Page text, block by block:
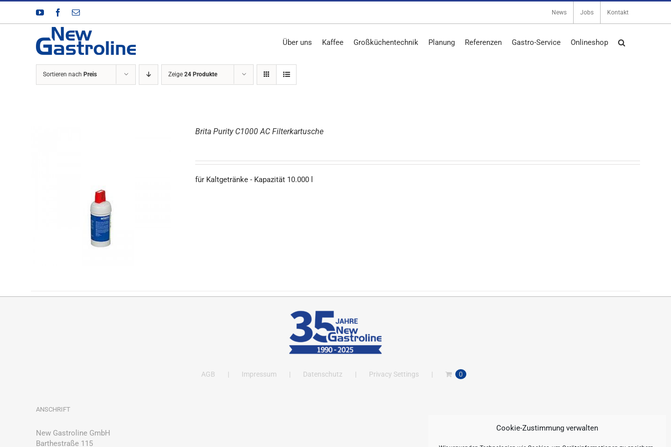
Cookie-Zustimmung verwalten
Zum
springen
YouTubeFacebook
E-
News Jobs Kontakt
Über uns Kaffee Großküchentechnik Planung Referenzen Gastro-Service Onlineshop
Sortieren nach Preis Zeige 24 Produkte
DETAILS
Brita Purity C1000 AC Filterkartusche
für Kaltgetränke - Kapazität 10.000 l
AGB Impressum Datenschutz Privacy Settings 0
ANSCHRIFT
New Gastroline GmbH
Barthestraße 115